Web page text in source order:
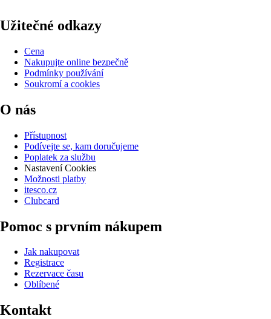
Užitečné odkazy
Cena
Nakupujte online bezpečně
Podmínky používání
Soukromí a cookies
O nás
Přístupnost
Podívejte se, kam doručujeme
Poplatek za službu
Nastavení Cookies
Možnosti platby
itesco.cz
Clubcard
Pomoc s prvním nákupem
Jak nakupovat
Registrace
Rezervace času
Oblíbené
Kontakt